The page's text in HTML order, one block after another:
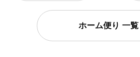
ホーム便り 一覧